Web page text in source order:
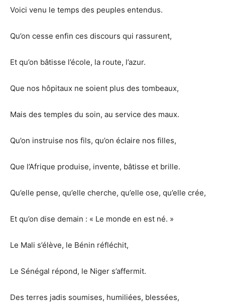
Voici venu le temps des peuples entendus.
Qu’on cesse enfin ces discours qui rassurent,
Et qu’on bâtisse l’école, la route, l’azur.
Que nos hôpitaux ne soient plus des tombeaux,
Mais des temples du soin, au service des maux.
Qu’on instruise nos fils, qu’on éclaire nos filles,
Que l’Afrique produise, invente, bâtisse et brille.
Qu’elle pense, qu’elle cherche, qu’elle ose, qu’elle crée,
Et qu’on dise demain : « Le monde en est né. »
Le Mali s’élève, le Bénin réfléchit,
Le Sénégal répond, le Niger s’affermit.
Des terres jadis soumises, humiliées, blessées,